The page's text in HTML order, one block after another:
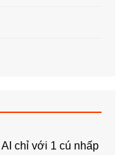
chỉ với 1 cú nhấp